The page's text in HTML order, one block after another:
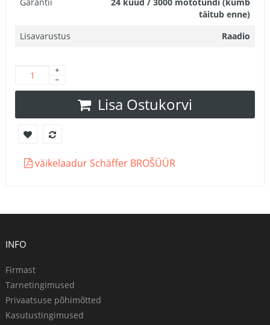
täitub enne)
Lisavarustus
Raadio
Lisa Ostukorvi
väikelaadur Schäffer BROŠÜÜR
INFO
Firmast
Tarnetingimused
Privaatsuse põhimõtted
Kasutustingimused